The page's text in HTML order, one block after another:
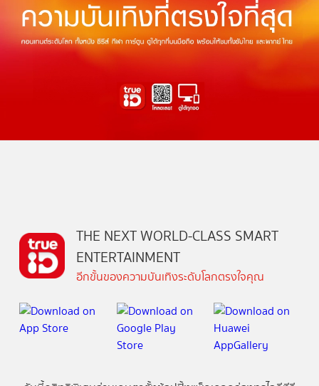
THE NEXT WORLD-CLASS SMART
ENTERTAINMENT
อีกขั้นของความบันเทิงระดับโลกตรงใจคุณ